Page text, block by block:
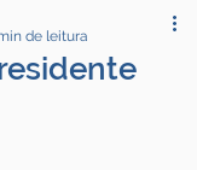
de leitura